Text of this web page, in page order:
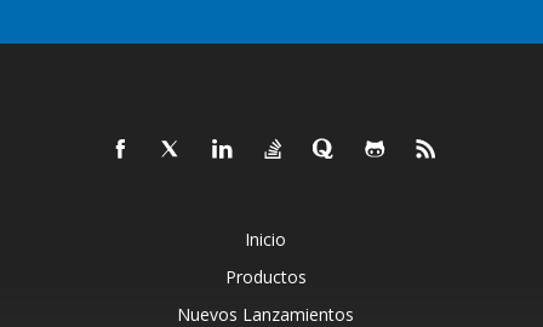
Inicio
Productos
Nuevos Lanzamientos